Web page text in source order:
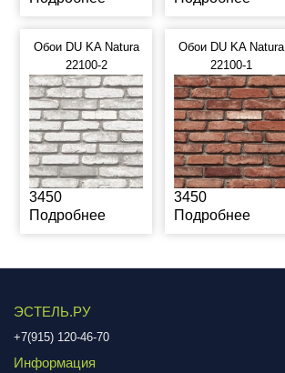
Обои DU KA Natura
22100-2
3450
Подробнее
Обои DU KA Natura
22100-1
3450
Подробнее
ЭСТЕЛЬ.РУ
+7(915) 120-46-70
Информация